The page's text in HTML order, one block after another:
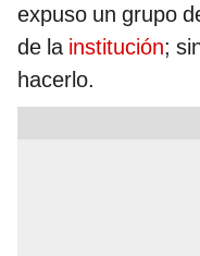
expuso un grupo
de la institución;
hacerlo.